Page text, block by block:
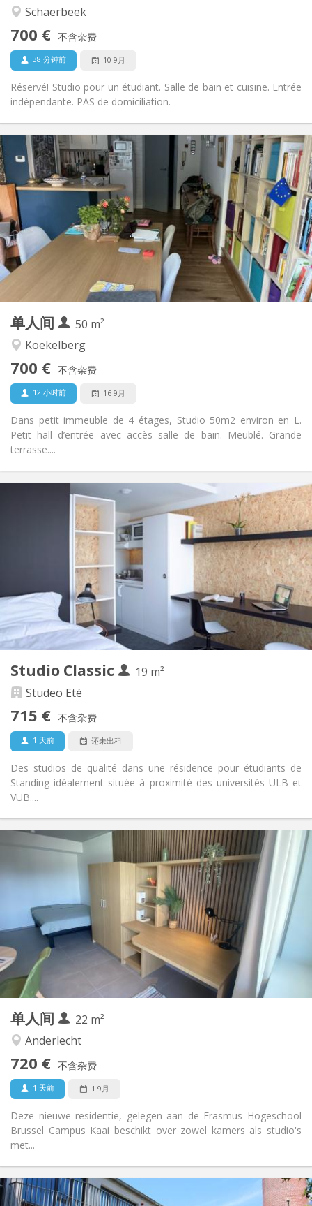
Schaerbeek
700 € 不含杂费
38 分钟前 10 9月
Réservé! Studio pour un étudiant. Salle de bain et cuisine. Entrée
indépendante. PAS de domiciliation.
单人间
50 m²
Koekelberg
700 € 不含杂费
12 小时前 16 9月
Dans petit immeuble de 4 étages, Studio 50m2 environ en L.
Petit hall d’entrée avec accès salle de bain. Meublé. Grande
terrasse....
实用信息
租金:
700 €
水电费:
100 €
租期:
10个月
住房登记:
否
布局
浴室:
独立
厨房:
独立（单独房间）
面积:
50 m
2
私人房间:
3
Studio Classic
19 m²
Studeo Eté
715 € 不含杂费
1 天前 还未出租
Des studios de qualité dans une résidence pour étudiants de
Standing idéalement située à proximité des universités ULB et
VUB....
实用信息
租金:
715 €
水电费:
240 €
租期:
12个月, 10个月, 5-6个月, 暑假
住房登记:
否
布局
浴室:
独立
厨房:
房间内
面积:
19 m
私人房间:
1
单人间
22 m²
Anderlecht
720 € 不含杂费
1 天前 1 9月
Deze nieuwe residentie, gelegen aan de Erasmus Hogeschool
Brussel Campus Kaai beschikt over zowel kamers als studio's
met...
实用信息
租金:
720 €
水电费:
165 €
租期:
12个月
住房登记:
有登记条件
布局
浴室:
独立
房间内
22 m
私人房间:
1
实用信息